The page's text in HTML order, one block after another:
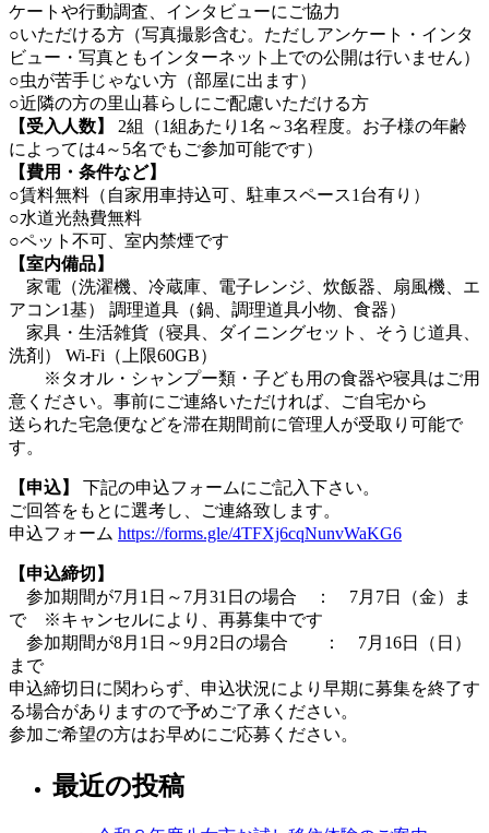
ケートや行動調査、インタビューにご協力
○いただける方（写真撮影含む。ただしアンケート・インタ
ビュー・写真ともインターネット上での公開は行いません）
○虫が苦手じゃない方（部屋に出ます）
○近隣の方の里山暮らしにご配慮いただける方
【受入人数】
2組（1組あたり1名～3名程度。お子様の年齢
によっては4～5名でもご参加可能です）
【費用・条件など】
○賃料無料（自家用車持込可、駐車スペース1台有り）
○水道光熱費無料
○ペット不可、室内禁煙です
【室内備品】
家電（洗濯機、冷蔵庫、電子レンジ、炊飯器、扇風機、エ
アコン1基） 調理道具（鍋、調理道具小物、食器）
家具・生活雑貨（寝具、ダイニングセット、そうじ道具、
洗剤） Wi-Fi（上限60GB）
※タオル・シャンプー類・子ども用の食器や寝具はご用
意ください。事前にご連絡いただければ、ご自宅から
送られた宅急便などを滞在期間前に管理人が受取り可能で
す。
【申込】
下記の申込フォームにご記入下さい。
ご回答をもとに選考し、ご連絡致します。
申込フォーム https://forms.gle/4TFXj6cqNunvWaKG6
【申込締切】
参加期間が7月1日～7月31日の場合 ： 7月7日（金）ま
で ※キャンセルにより、再募集中です
参加期間が8月1日～9月2日の場合 ： 7月16日（日）
まで
申込締切日に関わらず、申込状況により早期に募集を終了す
る場合がありますので予めご了承ください。
参加ご希望の方はお早めにご応募ください。
最近の投稿